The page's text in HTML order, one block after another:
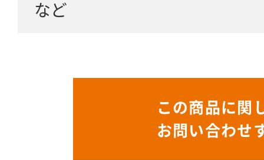
など
この商品に関
お問い合わせ